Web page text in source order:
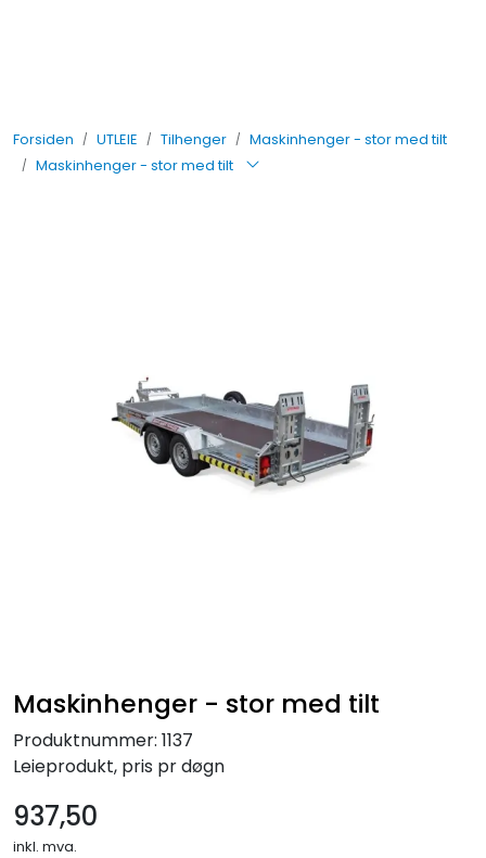
Forsiden UTLEIE Tilhenger
Maskinhenger - stor med tilt
Maskinhenger - stor med tilt
Maskinhenger - stor med tilt
Produktnummer: 1137
Leieprodukt, pris pr døgn
937,50
inkl. mva.
SALG